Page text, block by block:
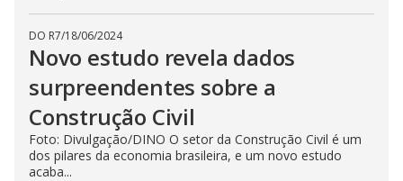
DO R7/18/06/2024
Novo estudo revela dados
surpreendentes sobre a
Construção Civil
Foto: Divulgação/DINO O setor da Construção Civil é um
dos pilares da economia brasileira, e um novo estudo
acaba...